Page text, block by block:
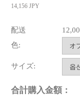
14,156 JPY
配送
色:
サイズ:
合計購入金額：